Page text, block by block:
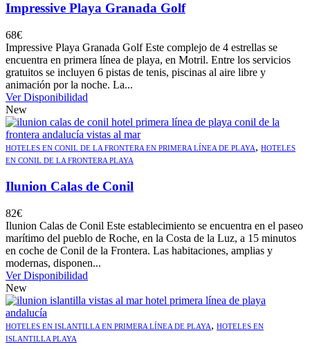
Impressive Playa Granada Golf
68€
Impressive Playa Granada Golf Este complejo de 4 estrellas se
encuentra en primera línea de playa, en Motril. Entre los servicios
gratuitos se incluyen 6 pistas de tenis, piscinas al aire libre y
animación por la noche. La...
Ver Disponibilidad
New
HOTELES EN CONIL DE LA FRONTERA EN PRIMERA LÍNEA DE PLAYA, HOTELES
EN CONIL DE LA FRONTERA PLAYA
Ilunion Calas de Conil
82€
Ilunion Calas de Conil Este establecimiento se encuentra en el paseo
marítimo del pueblo de Roche, en la Costa de la Luz, a 15 minutos
en coche de Conil de la Frontera. Las habitaciones, amplias y
modernas, disponen...
Ver Disponibilidad
New
HOTELES EN ISLANTILLA EN PRIMERA LÍNEA DE PLAYA, HOTELES EN
ISLANTILLA PLAYA